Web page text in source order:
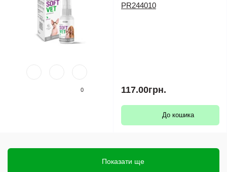
0
PR244010
117.00грн.
До кошика
Показати ще